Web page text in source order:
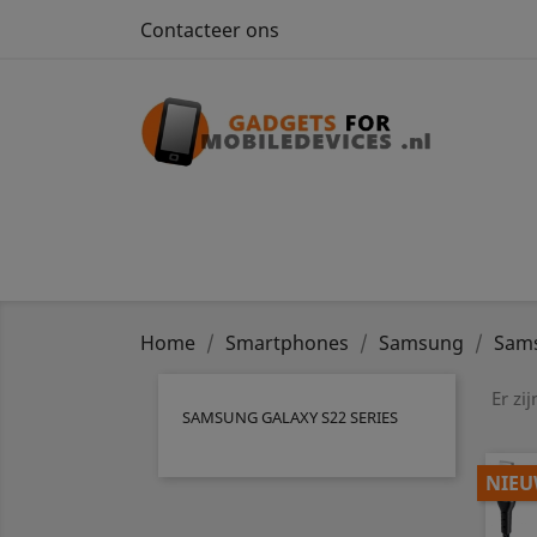
Contacteer ons
Home Smartphones Samsung
SAMSUNG GALAXY S22 SERIES
Er